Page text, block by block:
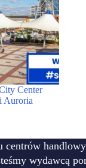
Center
Auroria
centrów
wydawcą